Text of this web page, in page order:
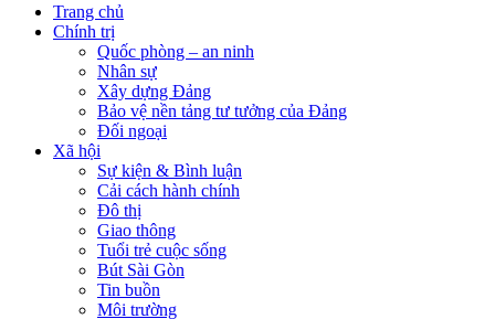
Trang chủ
Chính trị
Quốc phòng – an ninh
Nhân sự
Xây dựng Đảng
Bảo vệ nền tảng tư tưởng của Đảng
Đối ngoại
Xã hội
Sự kiện & Bình luận
Cải cách hành chính
Đô thị
Giao thông
Tuổi trẻ cuộc sống
Bút Sài Gòn
Tin buồn
Môi trường